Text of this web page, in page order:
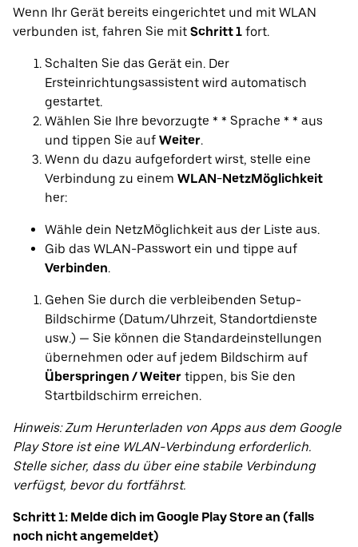
Wenn Ihr Gerät bereits eingerichtet und mit WLAN
verbunden ist, fahren Sie mit Schritt 1 fort.
Schalten Sie das Gerät ein. Der
Ersteinrichtungsassistent wird automatisch
gestartet.
Wählen Sie Ihre bevorzugte * * Sprache * * aus
und tippen Sie auf Weiter.
Wenn du dazu aufgefordert wirst, stelle eine
Verbindung zu einem WLAN-NetzMöglichkeit
her:
Wähle dein NetzMöglichkeit aus der Liste aus.
Gib das WLAN-Passwort ein und tippe auf
Verbinden.
Gehen Sie durch die verbleibenden Setup-
Bildschirme (Datum/Uhrzeit, Standortdienste
usw.) — Sie können die Standardeinstellungen
übernehmen oder auf jedem Bildschirm auf
Überspringen / Weiter tippen, bis Sie den
Startbildschirm erreichen.
Hinweis: Zum Herunterladen von Apps aus dem Google
Play Store ist eine WLAN-Verbindung erforderlich.
Stelle sicher, dass du über eine stabile Verbindung
verfügst, bevor du fortfährst.
Schritt 1: Melde dich im Google Play Store an (falls
noch nicht angemeldet)